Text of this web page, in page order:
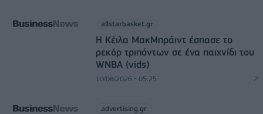
allstarbasket.gr
Η Κέιλα ΜακΜπράιντ έσπασε το
ρεκόρ τριπόντων σε ένα παιχνίδι του
WNBA (vids)
10/08/2026 - 05:25
advertising.gr